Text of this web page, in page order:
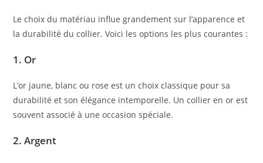
Le choix du matériau influe grandement sur l’apparence et
la durabilité du collier. Voici les options les plus courantes :
1. Or
L’or jaune, blanc ou rose est un choix classique pour sa
durabilité et son élégance intemporelle. Un collier en or est
souvent associé à une occasion spéciale.
2.Argent